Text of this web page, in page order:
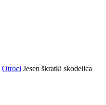
Otroci Jesen škratki skodelica